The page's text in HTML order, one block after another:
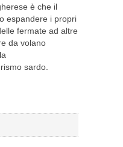
è che il
espandere i propri
fermate ad altre
da volano
sardo.